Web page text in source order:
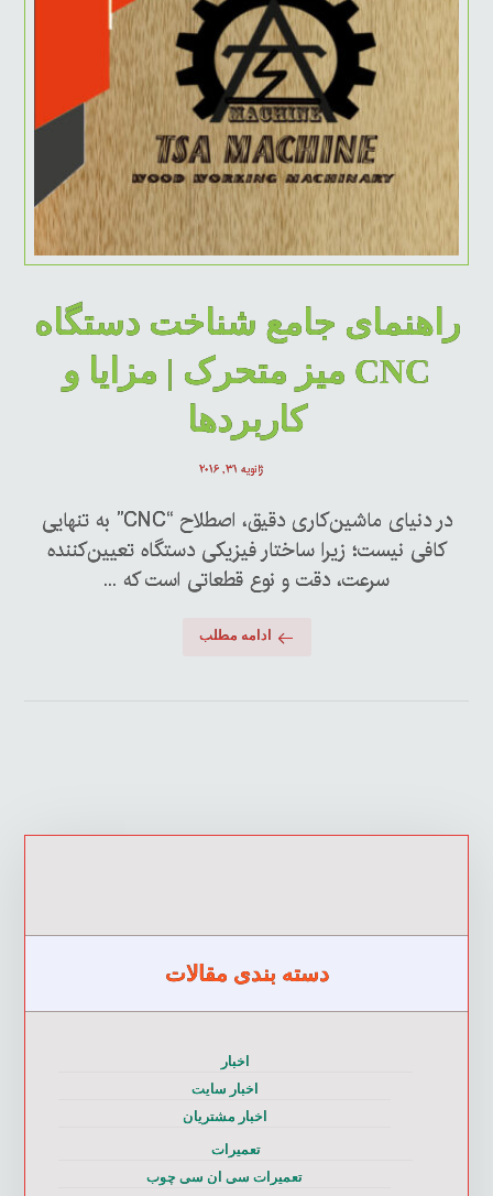
راهنمای جامع شناخت دستگاه
CNC میز متحرک | مزایا و
کاربردها
ژانویه ۳۱, ۲۰۱۶
در دنیای ماشین‌کاری دقیق، اصطلاح “CNC” به تنهایی
کافی نیست؛ زیرا ساختار فیزیکی دستگاه تعیین‌کننده
سرعت، دقت و نوع قطعاتی است که ...
ادامه مطلب
دسته بندی مقالات
اخبار
اخبار سایت
اخبار مشتریان
تعمیرات
تعمیرات سی ان سی چوب